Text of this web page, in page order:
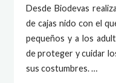
Desde Biodevas
de cajas nido con el
pequeños y a los
de proteger y cuidar
sus costumbres. …